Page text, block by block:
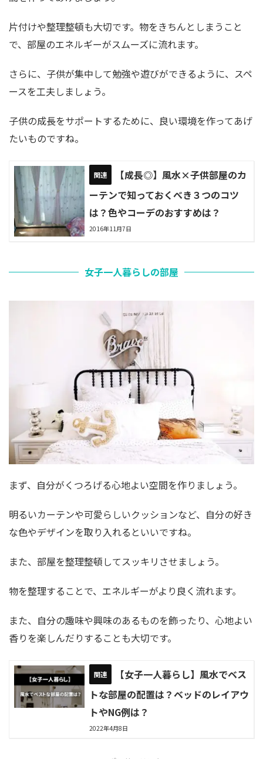
片付けや整理整頓も大切です。物をきちんとしまうこと
で、部屋のエネルギーがスムーズに流れます。
さらに、子供が集中して勉強や遊びができるように、スペ
ースを工夫しましょう。
子供の成長をサポートするために、良い環境を作ってあげ
たいものですね。
【成長◎】風水×子供部屋のカ
ーテンで知っておくべき３つのコツ
は？色やコーデのおすすめは？
2016年11月7日
女子一人暮らしの部屋
まず、自分がくつろげる心地よい空間を作りましょう。
明るいカーテンや可愛らしいクッションなど、自分の好き
な色やデザインを取り入れるといいですね。
また、部屋を整理整頓してスッキリさせましょう。
物を整理することで、エネルギーがより良く流れます。
また、自分の趣味や興味のあるものを飾ったり、心地よい
香りを楽しんだりすることも大切です。
【女子一人暮らし】風水でベス
トな部屋の配置は？ベッドのレイアウ
トやNG例は？
2022年4月8日